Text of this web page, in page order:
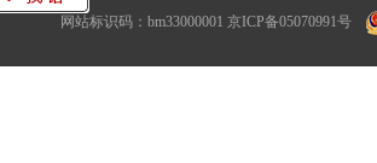
网站标识码：bm33000001 京ICP备05070991号